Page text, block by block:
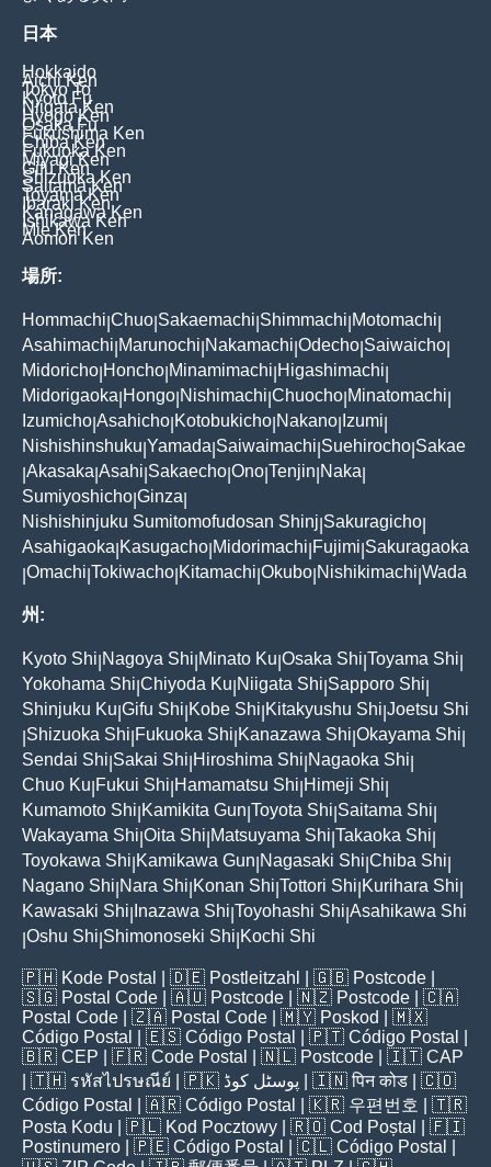
日本
Hokkaido
Aichi Ken
Tokyo To
Kyoto Fu
Niigata Ken
Hyogo Ken
Osaka Fu
Fukushima Ken
Chiba Ken
Fukuoka Ken
Miyagi Ken
Gifu Ken
Shizuoka Ken
Saitama Ken
Toyama Ken
Ibaraki Ken
Kanagawa Ken
Ishikawa Ken
Mie Ken
Aomori Ken
場所:
Hommachi Chuo Sakaemachi Shimmachi Motomachi
Asahimachi Marunochi Nakamachi Odecho Saiwaicho
Midoricho Honcho Minamimachi Higashimachi
Midorigaoka Hongo Nishimachi Chuocho Minatomachi
Izumicho Asahicho Kotobukicho Nakano Izumi
Nishishinshuku Yamada Saiwaimachi Suehirocho Sakae
Akasaka Asahi Sakaecho Ono Tenjin Naka
Sumiyoshicho Ginza
Nishishinjuku Sumitomofudosan Shinj Sakuragicho
Asahigaoka Kasugacho Midorimachi Fujimi Sakuragaoka
Omachi Tokiwacho Kitamachi Okubo Nishikimachi Wada
州:
Kyoto Shi Nagoya Shi Minato Ku Osaka Shi Toyama Shi
Yokohama Shi Chiyoda Ku Niigata Shi Sapporo Shi
Shinjuku Ku Gifu Shi Kobe Shi Kitakyushu Shi Joetsu Shi
Shizuoka Shi Fukuoka Shi Kanazawa Shi Okayama Shi
Sendai Shi Sakai Shi Hiroshima Shi Nagaoka Shi
Chuo Ku Fukui Shi Hamamatsu Shi Himeji Shi
Kumamoto Shi Kamikita Gun Toyota Shi Saitama Shi
Wakayama Shi Oita Shi Matsuyama Shi Takaoka Shi
Toyokawa Shi Kamikawa Gun Nagasaki Shi Chiba Shi
Nagano Shi Nara Shi Konan Shi Tottori Shi Kurihara Shi
Kawasaki Shi Inazawa Shi Toyohashi Shi Asahikawa Shi
Oshu Shi Shimonoseki Shi Kochi Shi
🇵🇭 Kode Postal | 🇩🇪 Postleitzahl | 🇬🇧 Postcode
🇸🇬 Postal Code | 🇦🇺 Postcode | 🇳🇿 Postcode | 🇨🇦
Postal Code | 🇿🇦 Postal Code | 🇲🇾 Poskod
| 🇲🇽
Código Postal
| 🇪🇸 Código Postal | 🇵🇹 Código Postal
🇧🇷 CEP | 🇫🇷 Code Postal | 🇳🇱 Postcode | 🇮🇹 CAP
| 🇹🇭 รหัสไปรษณีย์ | 🇵🇰 پوسٹل کوڈ | 🇮🇳पिन कोड | 🇨🇴
Código Postal
| 🇦🇷 Código Postal | 🇰🇷 우편번호
| 🇹🇷
Posta Kodu | 🇵🇱 Kod Pocztowy | 🇷🇴 Cod Poștal
| 🇫🇮
Postinumero | 🇵🇪 Código Postal | 🇨🇱 Código Postal